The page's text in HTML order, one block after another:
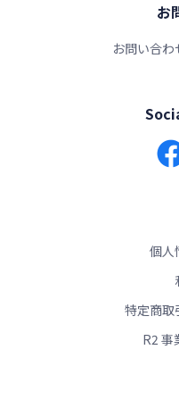
お
お問い合
個人
特定商取
R2 事